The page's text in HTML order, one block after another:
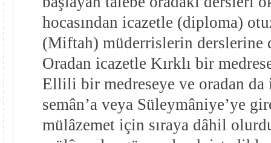
hocasından icazetle (diploma)
(Miftah) müderrislerin derslerine
Oradan icazetle Kırklı bir
Ellili bir medreseye ve oradan da
semân’a veya Süleymâniye’ye
mülâzemet için sıraya dâhil